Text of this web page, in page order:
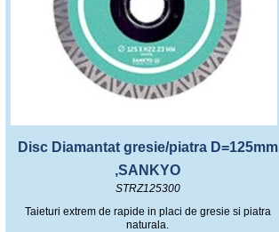
Disc Diamantat gresie/piatra D=125mm
,SANKYO
STRZ125300
Taieturi extrem de rapide in placi de gresie si piatra
naturala.